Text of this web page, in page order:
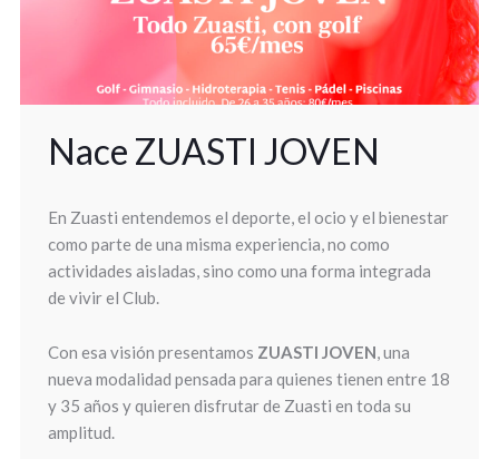
Nace ZUASTI JOVEN
En Zuasti entendemos el deporte, el ocio y el bienestar
como parte de una misma experiencia, no como
actividades aisladas, sino como una forma integrada
de vivir el Club.
Con esa visión presentamos ZUASTI JOVEN, una
nueva modalidad pensada para quienes tienen entre 18
y 35 años y quieren disfrutar de Zuasti en toda su
amplitud.